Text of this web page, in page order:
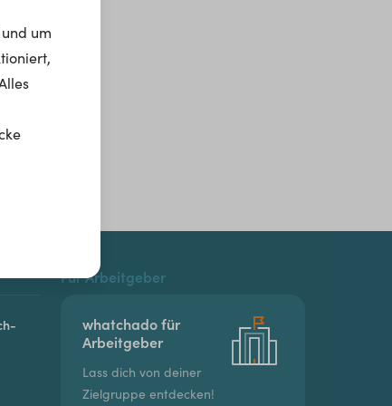
Für Arbeitgeber
whatchado für
Arbeitgeber
Lass dich von deiner
Zielgruppe entdecken!
um